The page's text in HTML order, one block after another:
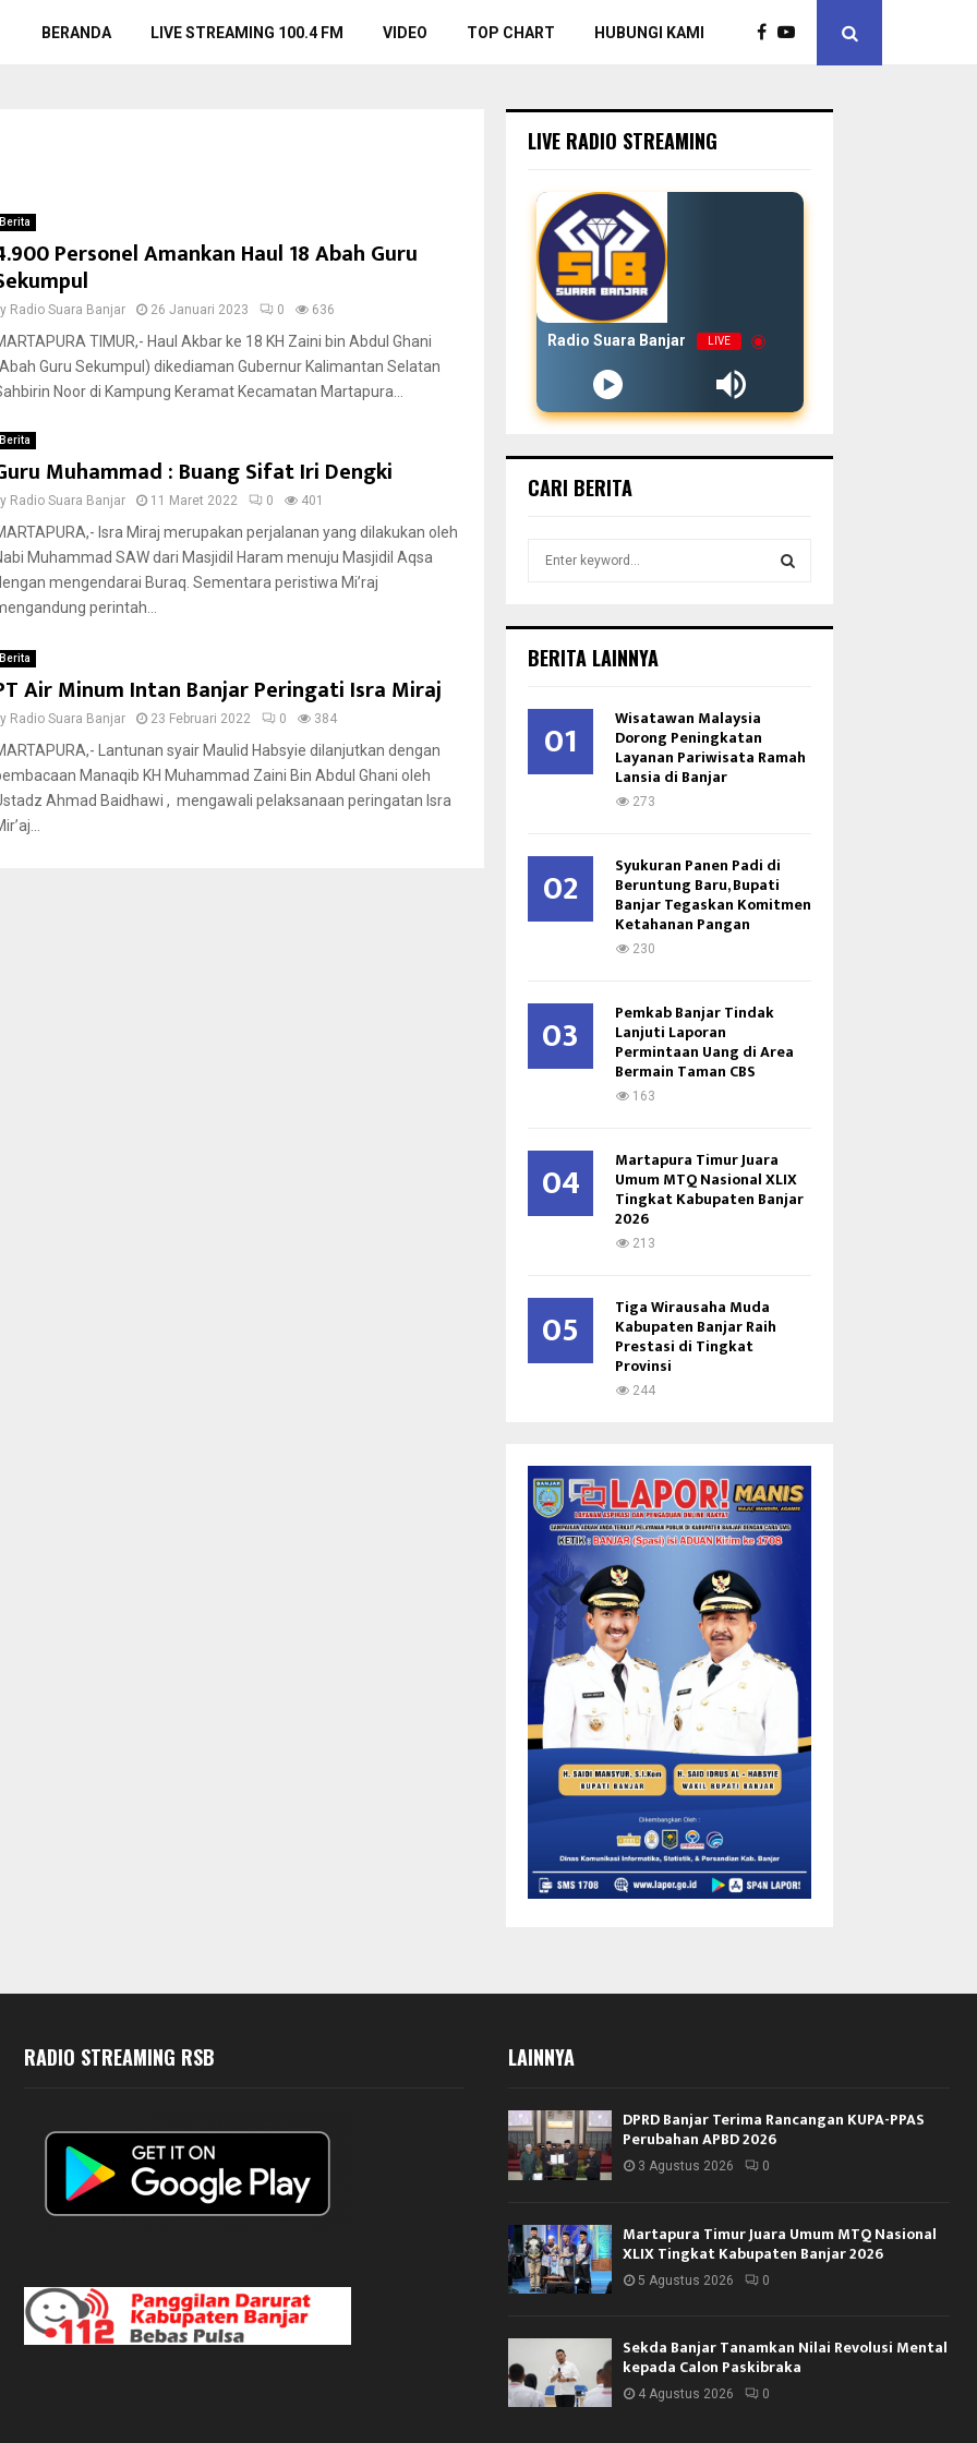
BERANDA LIVE STREAMING 100.4 FM VIDEO TOP CHART HUBUNGI KAMI
Berita
Personel Amankan Haul 18 Abah Guru
Radio Suara Banjar 26 Januari 2023 0 636
TIMUR,- Haul Akbar ke 18 KH Zaini bin Abdul Ghani
Guru Sekumpul) dikediaman Gubernur Kalimantan Selatan
Noor di Kampung Keramat Kecamatan Martapura...
Berita
Muhammad : Buang Sifat Iri Dengki
Radio Suara Banjar 11 Maret 2022 0 401
Isra Miraj merupakan perjalanan yang dilakukan oleh
Muhammad SAW dari Masjidil Haram menuju Masjidil Aqsa
mengendarai Buraq. Sementara peristiwa Mi’raj
perintah...
Berita
Air Minum Intan Banjar Peringati Isra Miraj
Radio Suara Banjar 23 Februari 2022 0 384
Lantunan syair Maulid Habsyie dilanjutkan dengan
Manaqib KH Muhammad Zaini Bin Abdul Ghani oleh
Ahmad Baidhawi , mengawali pelaksanaan peringatan Isra
LIVE RADIO STREAMING
Radio Suara Banjar LIVE
CARI BERITA
h
o
BERITA LAINNYA
01 Wisatawan Malaysia
Dorong Peningkatan
Layanan Pariwisata Ramah
Lansia di Banjar
273
02 Syukuran Panen Padi di
Beruntung Baru, Bupati
Banjar Tegaskan Komitmen
Ketahanan Pangan
230
03 Pemkab Banjar Tindak
Lanjuti Laporan
Permintaan Uang di Area
Bermain Taman CBS
163
04 Martapura Timur Juara
Umum MTQ Nasional XLIX
Tingkat Kabupaten Banjar
2026
213
05 Tiga Wirausaha Muda
Kabupaten Banjar Raih
Prestasi di Tingkat
Provinsi
244
RADIO STREAMING RSB LAINNYA
DPRD Banjar Terima Rancangan KUPA-PPAS
Perubahan APBD 2026
3 Agustus 2026 0
Martapura Timur Juara Umum MTQ Nasional
XLIX Tingkat Kabupaten Banjar 2026
5 Agustus 2026 0
Sekda Banjar Tanamkan Nilai Revolusi Mental
kepada Calon Paskibraka
4 Agustus 2026 0